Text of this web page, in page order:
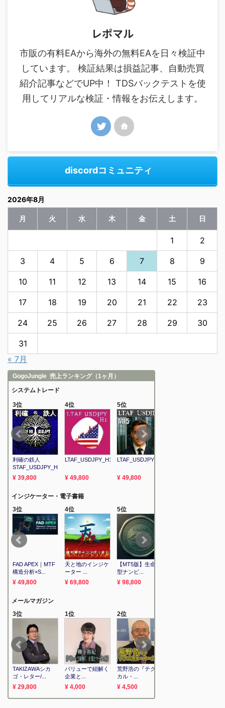
レポマル
市販の有料EAから海外の無料EAを日々検証中
しています。 検証結果は損益記事、自動売買
紹介記事などでUP中！ TDSバックテストを使
用してリアルな検証・情報をお伝えします。
discordコミュニティ
2026年8月
月 火 水 木 金 土 日
1 2
3 4 5 6 7 8 9
10 11 12 13 14 15 16
17 18 19 20 21 22 23
24 25 26 27 28 29 30
31
« 7月